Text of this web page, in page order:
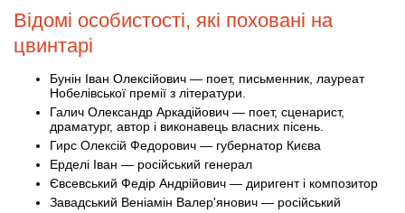
Відомі особистості, які поховані на
цвинтарі
Бунін Іван Олексійович — поет, письменник, лауреат
Нобелівської премії з літератури.
Галич Олександр Аркадійович — поет, сценарист,
драматург, автор і виконавець власних пісень.
Гирс Олексій Федорович — губернатор Києва
Ерделі Іван — російський генерал
Євсевський Федір Андрійович — диригент і композитор
Завадський Веніамін Валер'янович — російський